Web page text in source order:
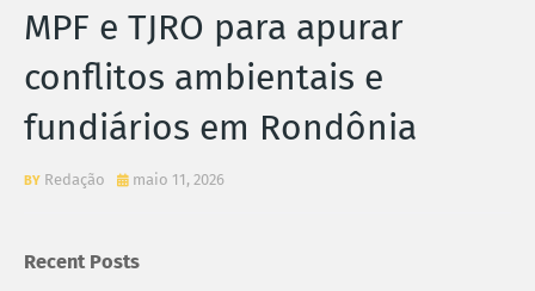
MPF e TJRO para apurar
conflitos ambientais e
fundiários em Rondônia
Redação maio 11, 2026
Recent Posts